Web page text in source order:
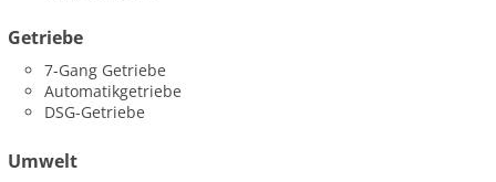
Getriebe
7-Gang Getriebe
Automatikgetriebe
DSG-Getriebe
Umwelt